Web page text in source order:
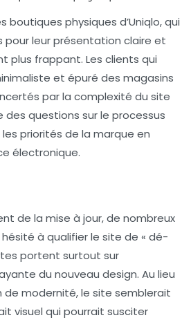
physiques d’Uniqlo, qui
pour leur présentation claire et
plus frappant. Les clients qui
et épuré des magasins
par la complexité du site
des questions sur le processus
priorités de la marque en
électronique.
de la mise à jour, de nombreux
à qualifier le site de « dé-
portent surtout sur
du nouveau design. Au lieu
de modernité, le site semblerait
visuel qui pourrait susciter